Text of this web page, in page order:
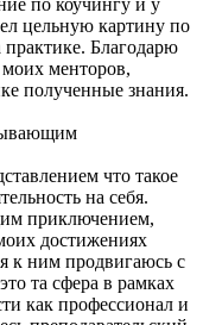
по коучингу и у
цельную картину по
практике. Благодарю
моих менторов,
полученные знания.
что такое
на себя.
приключением,
достижениях
к ним продвигаюсь с
та сфера в рамках
как профессионал и